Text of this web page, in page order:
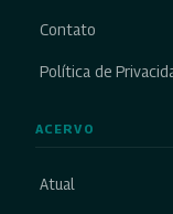
Contato
Política de
ACERVO
Atual